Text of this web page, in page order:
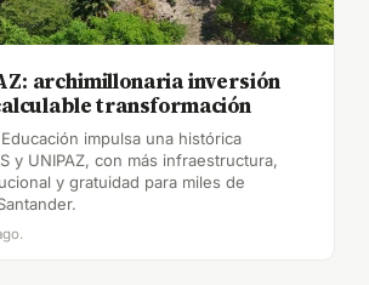
archimillonaria inversión
transformación
impulsa una histórica
y UNIPAZ, con más infraestructura,
y gratuidad para miles de